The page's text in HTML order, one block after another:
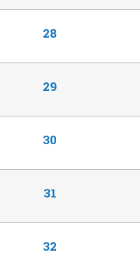
28
29
30
31
32